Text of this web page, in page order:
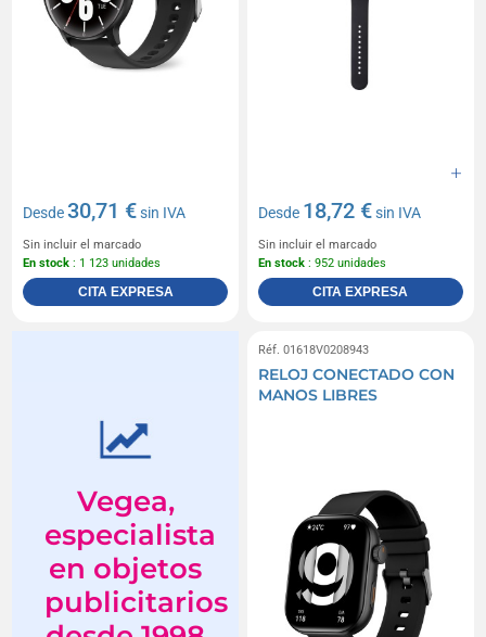
Desde30,71 €sin IVA
Sin incluir el marcado
En stock : 1 123 unidades
CITA EXPRESA
Desde 18,72 €sin IVA
Sin incluir el marcado
En stock : 952 unidades
CITA EXPRESA
Vegea,
especialista
en objetos
publicitarios
Réf. 01618V0208943
RELOJ CONECTADO CON
MANOS LIBRES